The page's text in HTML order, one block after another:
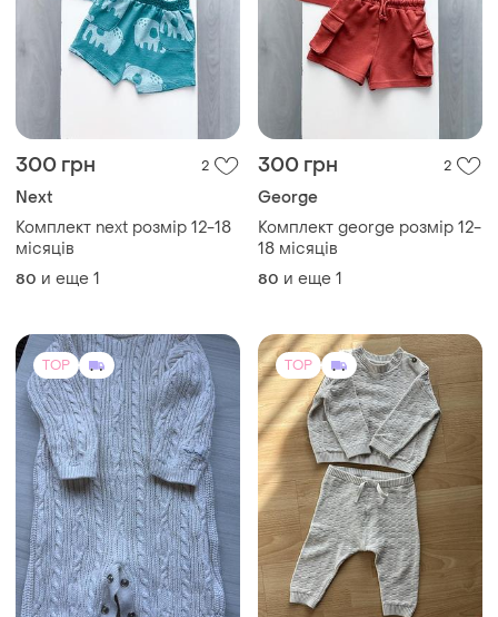
300 грн 2
Next
Комплект next розмір 12-18
місяців
80 и еще 1
300 грн 2
George
Комплект george розмір 12-
18 місяців
80 и еще 1
TOP TOP